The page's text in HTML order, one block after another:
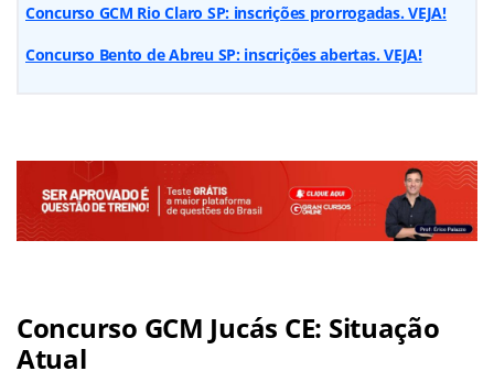
Concurso GCM Rio Claro SP: inscrições prorrogadas. VEJA!
Concurso Bento de Abreu SP: inscrições abertas. VEJA!
Concurso GCM Jucás CE: Situação
Atual